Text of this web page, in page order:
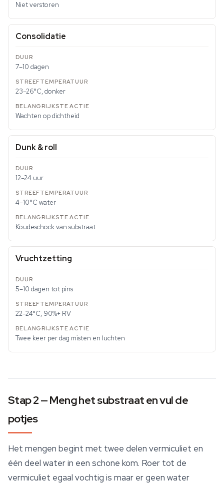
Niet verstoren
Consolidatie
7–10 dagen
23–26°C, donker
Wachten op dichtheid
Dunk & roll
12–24 uur
4–10°C water
Koudeschock van substraat
Vruchtzetting
5–10 dagen tot pins
22–24°C, 90%+ RV
Twee keer per dag misten en luchten
Stap 2 — Meng het substraat en vul de
potjes
Het mengen begint met twee delen vermiculiet en
één deel water in een schone kom. Roer tot de
vermiculiet egaal vochtig is maar er geen water